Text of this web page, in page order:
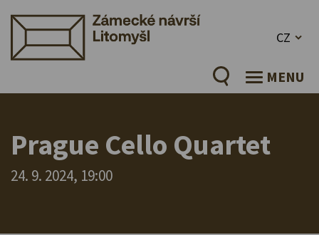
CZ
MENU
Prague Cello Quartet
24. 9. 2024, 19:00